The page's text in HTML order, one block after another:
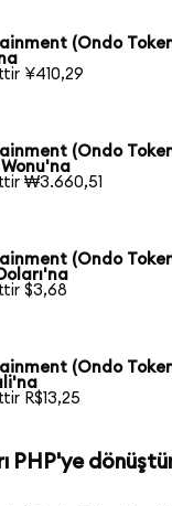
(Ondo
¥410,29
(Ondo
₩3.660,51
(Ondo
$3,68
(Ondo
R$13,25
PHP'ye